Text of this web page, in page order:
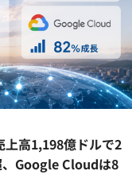
上高1,198億ドルで2
Google Cloudは8